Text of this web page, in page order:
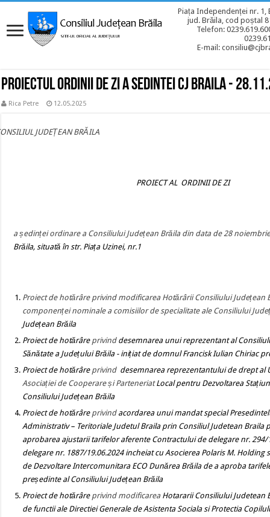
Piața Independenței nr. 1,
jud. Brăila, cod poștal
Telefon:
E-mail:
Proiectul ordinii de zi a sedintei CJ BRAILA -
Rica Petre 12.05.2025
JUDEȚEAN BRĂILA
AL ORDINII DE ZI
a ședinței ordinare a Consiliului Județean Brăila din data de 28
Brăila, situată în str. Piața Uzinei, nr.1
Proiect de hotărâre privind modificarea Hotărârii Consiliului
componenței nominale a comisiilor de specialitate ale Consiliului
Județean Brăila
Proiect de hotărâre privind desemnarea unui reprezentant al
Sănătate a Județului Brăila - inițiat de domnul Francisk Iulian Chiriac
Proiect de hotărâre privind desemnarea reprezentantului de drept al
Asociației de Cooperare și ParteneriatLocal pentru Dezvoltarea
Consiliului Județean Brăila
Proiect de hotărâre privind acordarea unui mandat special
Administrativ – Teritoriale Judetul Braila prin Consiliul Judetean
aprobarea ajustarii tarifelor aferente Contractului de delegare nr. 294/
delegare nr. 1887/19.06.2024 incheiat cu Asocierea Polaris M. Holding
de Dezvoltare Intercomunitara ECO Dunărea Brăila de a aproba
președinte al Consiliului Județean Brăila
Proiect de hotărâre privind modificarea Hotararii Consiliului
de functii ale Directiei Generale de Asistenta Sociala si Protectia